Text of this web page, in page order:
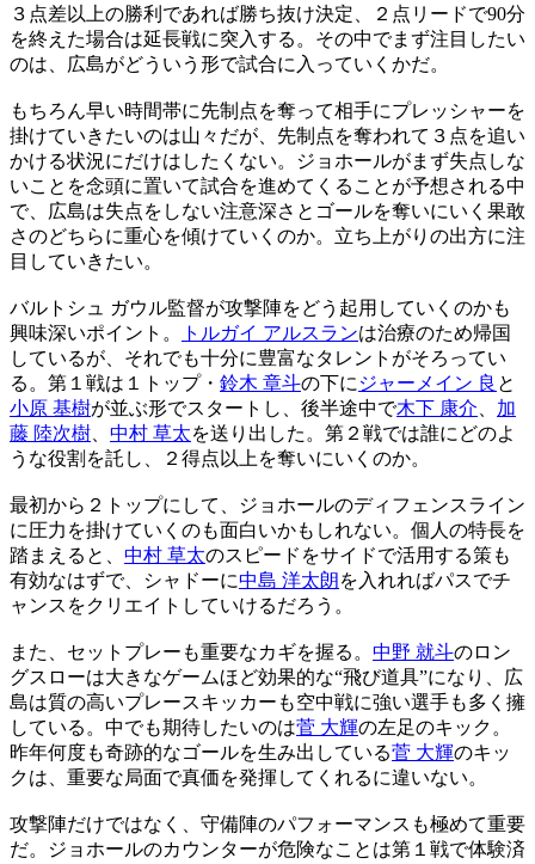
３点差以上の勝利であれば勝ち抜け決定、２点リードで90分
を終えた場合は延長戦に突入する。その中でまず注目したい
のは、広島がどういう形で試合に入っていくかだ。
もちろん早い時間帯に先制点を奪って相手にプレッシャーを
掛けていきたいのは山々だが、先制点を奪われて３点を追い
かける状況にだけはしたくない。ジョホールがまず失点しな
いことを念頭に置いて試合を進めてくることが予想される中
で、広島は失点をしない注意深さとゴールを奪いにいく果敢
さのどちらに重心を傾けていくのか。立ち上がりの出方に注
目していきたい。
バルトシュ ガウル監督が攻撃陣をどう起用していくのかも
興味深いポイント。
トルガイ アルスランは治療のため帰国
しているが、それでも十分に豊富なタレントがそろってい
る。第１戦は１トップ・ 鈴木 章斗の下に ジャーメイン 良 と
小原 基樹が並ぶ形でスタートし、後半途中で木下 康介
加
藤 陸次樹
中村 草太を送り出した。第２戦では誰にどのよ
うな役割を託し、２得点以上を奪いにいくのか。
最初から２トップにして、ジョホールのディフェンスライン
に圧力を掛けていくのも面白いかもしれない。個人の特長を
踏まえると、 中村 草太のスピードをサイドで活用する策も
有効なはずで、シャドーに中島 洋太朗を入れればパスでチ
ャンスをクリエイトしていけるだろう。
また、セットプレーも重要なカギを握る。 中野 就斗のロン
グスローは大きなゲームほど効果的な“飛び道具”になり、広
島は質の高いプレースキッカーも空中戦に強い選手も多く擁
している。中でも期待したいのは菅 大輝の左足のキック。
昨年何度も奇跡的なゴールを生み出している菅 大輝のキッ
クは、重要な局面で真価を発揮してくれるに違いない。
攻撃陣だけではなく、守備陣のパフォーマンスも極めて重要
だ。ジョホールのカウンターが危険なことは第１戦で体験済